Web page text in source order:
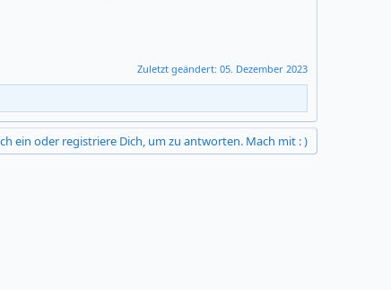
Zuletzt geändert: 05. Dezember 2023
ein oder registriere Dich, um zu antworten. Mach mit : )